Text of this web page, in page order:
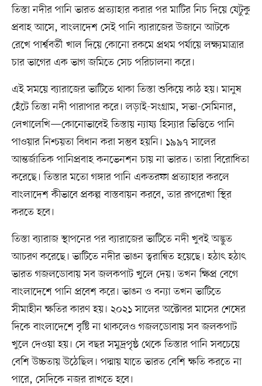
তিস্তা নদীর পানি ভারত প্রত্যাহার করার পর মাটির নিচ দিয়ে যেটুকু
প্রবাহ আসে, বাংলাদেশ সেই পানি ব্যারাজের উজানে আটকে
রেখে পার্শ্ববর্তী খাল দিয়ে কোনো রকমে প্রথম পর্যায়ে লক্ষ্যমাত্রার
চার ভাগের এক ভাগ জমিতে সেচ পরিচালনা করে।
এই সময়ে ব্যারাজের ভাটিতে থাকা তিস্তা শুকিয়ে কাঠ হয়। মানুষ
হেঁটে তিস্তা নদী পারাপার করে। লড়াই-সংগ্রাম, সভা-সেমিনার,
লেখালেখি—কোনোভাবেই তিস্তায় ন্যায্য হিস্যার ভিত্তিতে পানি
পাওয়ার নিশ্চয়তা বিধান করা সম্ভব হয়নি। ১৯৯৭ সালের
আন্তর্জাতিক পানিপ্রবাহ কনভেনশন চায় না ভারত। তারা বিরোধিতা
করেছে। তিস্তার মতো গঙ্গার পানি একতরফা প্রত্যাহার করলে
বাংলাদেশ কীভাবে প্রকল্প বাস্তবায়ন করবে, তার রূপরেখা স্থির
করতে হবে।
তিস্তা ব্যারাজ স্থাপনের পর ব্যারাজের ভাটিতে নদী খুবই অদ্ভুত
আচরণ করেছে। ভাটিতে নদীর ভাঙন ত্বরান্বিত হয়েছে। হঠাৎ হঠাৎ
ভারত গজলডোবায় সব জলকপাট খুলে দেয়। তখন ক্ষিপ্র বেগে
বাংলাদেশে পানি প্রবেশ করে। ভাঙন ও বন্যা তখন ভাটিতে
সীমাহীন ক্ষতির কারণ হয়। ২০২১ সালের অক্টোবর মাসের শেষের
দিকে বাংলাদেশে বৃষ্টি না থাকলেও গজলডোবায় সব জলকপাট
খুলে দেওয়া হয়। সে বছর সমুদ্রপৃষ্ঠ থেকে তিস্তার পানি সবচেয়ে
বেশি উচ্চতায় উঠেছিল। পদ্মায় যাতে ভারত বেশি ক্ষতি করতে না
পারে, সেদিকে নজর রাখতে হবে।